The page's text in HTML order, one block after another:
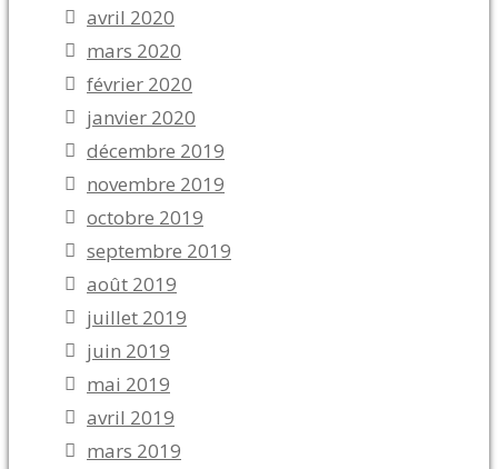
avril 2020
mars 2020
février 2020
janvier 2020
décembre 2019
novembre 2019
octobre 2019
septembre 2019
août 2019
juillet 2019
juin 2019
mai 2019
avril 2019
mars 2019